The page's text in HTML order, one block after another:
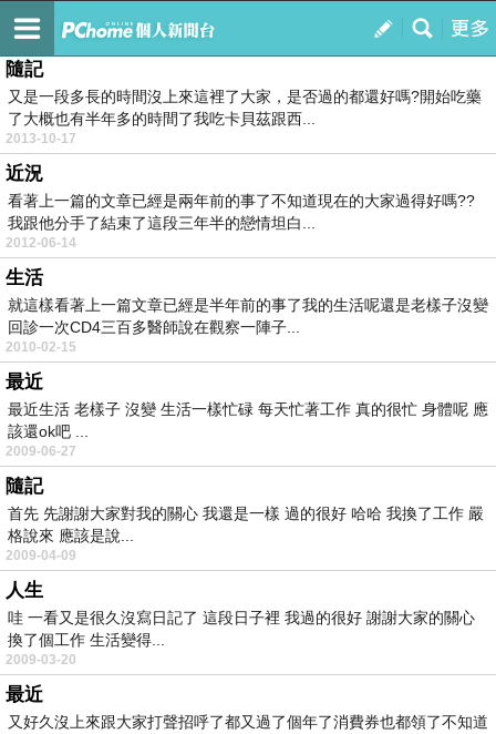
我的
訂閱
有了愛滋~還能擁有愛嗎?
隨記
又是一段多長的時間沒上來這裡了大家，是否過的都還好嗎?開始吃藥
了大概也有半年多的時間了我吃卡貝茲跟西...
2013-10-17
近況
看著上一篇的文章已經是兩年前的事了不知道現在的大家過得好嗎??
我跟他分手了結束了這段三年半的戀情坦白...
2012-06-14
生活
就這樣看著上一篇文章已經是半年前的事了我的生活呢還是老樣子沒變
回診一次CD4三百多醫師說在觀察一陣子...
2010-02-15
最近
最近生活 老樣子 沒變 生活一樣忙碌 每天忙著工作 真的很忙 身體呢 應
該還ok吧 ...
2009-06-27
隨記
首先 先謝謝大家對我的關心 我還是一樣 過的很好 哈哈 我換了工作 嚴
格說來 應該是說...
2009-04-09
人生
哇 一看又是很久沒寫日記了 這段日子裡 我過的很好 謝謝大家的關心
換了個工作 生活變得...
2009-03-20
最近
又好久沒上來跟大家打聲招呼了都又過了個年了消費券也都領了不知道